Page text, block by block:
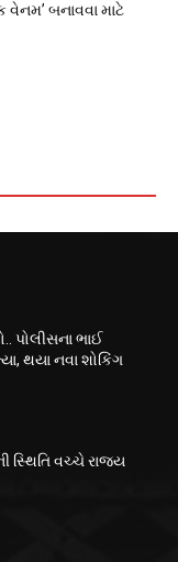
વેનમ’ બનાવવા માટે
પોલીસના ભાઈ
થયા નવા શોકિંગ
સ્થિતિ વચ્ચે રાજ્ય